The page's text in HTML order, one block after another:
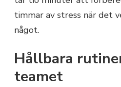
timmar av stress när det
något.
Hållbara
teamet